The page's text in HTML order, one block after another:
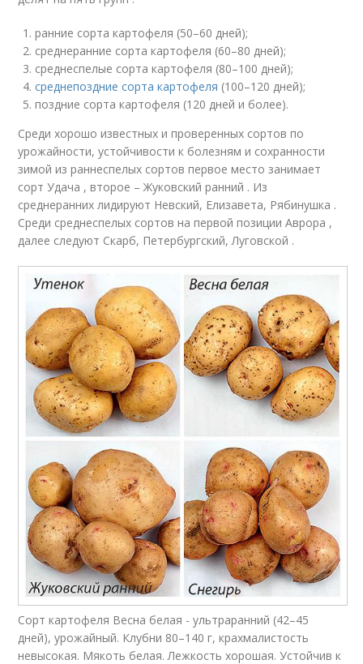
ранние сорта картофеля (50–60 дней);
среднеранние сорта картофеля (60–80 дней);
среднеспелые сорта картофеля (80–100 дней);
среднепоздние сорта картофеля (100–120 дней);
поздние сорта картофеля (120 дней и более).
Среди хорошо известных и проверенных сортов по
урожайности, устойчивости к болезням и сохранности
зимой из раннеспелых сортов первое место занимает
сорт Удача , второе – Жуковский ранний . Из
среднеранних лидируют Невский, Елизавета, Рябинушка .
Среди среднеспелых сортов на первой позиции Аврора ,
далее следуют Скарб, Петербургский, Луговской .
Сорт картофеля Весна белая - ультраранний (42–45
дней), урожайный. Клубни 80–140 г, крахмалистость
невысокая. Мякоть белая. Лежкость хорошая. Устойчив к